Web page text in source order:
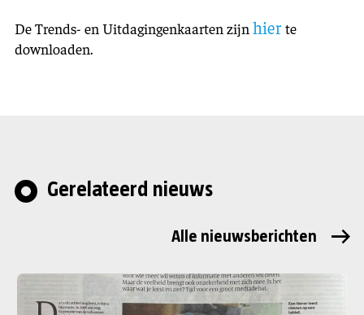
De Trends- en Uitdagingenkaarten zijn hier te
downloaden.
Gerelateerd nieuws
Alle nieuwsberichten